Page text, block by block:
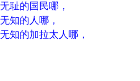
无耻的国民哪，
无知的人哪，
无知的加拉太人哪，